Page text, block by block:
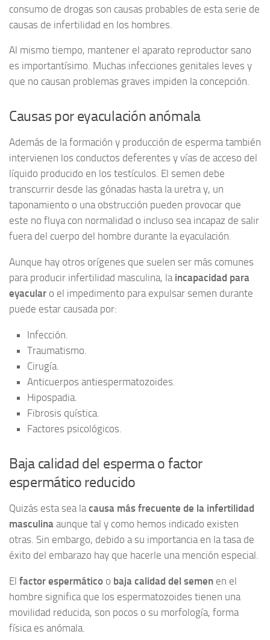
consumo de drogas son causas probables de esta serie de
causas de infertilidad en los hombres.
Al mismo tiempo, mantener el aparato reproductor sano
es importantísimo. Muchas infecciones genitales leves y
que no causan problemas graves impiden la concepción.
Causas por eyaculación anómala
Además de la formación y producción de esperma también
intervienen los conductos deferentes y vías de acceso del
líquido producido en los testículos. El semen debe
transcurrir desde las gónadas hasta la uretra y, un
taponamiento o una obstrucción pueden provocar que
este no fluya con normalidad o incluso sea incapaz de salir
fuera del cuerpo del hombre durante la eyaculación.
Aunque hay otros orígenes que suelen ser más comunes
para producir infertilidad masculina, la incapacidad para
eyacular o el impedimento para expulsar semen durante
puede estar causada por:
Infección.
Traumatismo.
Cirugía.
Anticuerpos antiespermatozoides.
Hipospadia.
Fibrosis quística.
Factores psicológicos.
Baja calidad del esperma o factor
espermático reducido
Quizás esta sea la causa más frecuente de la infertilidad
masculina aunque tal y como hemos indicado existen
otras. Sin embargo, debido a su importancia en la tasa de
éxito del embarazo hay que hacerle una mención especial.
El factor espermático o baja calidad del semen en el
hombre significa que los espermatozoides tienen una
movilidad reducida, son pocos o su morfología, forma
física es anómala.